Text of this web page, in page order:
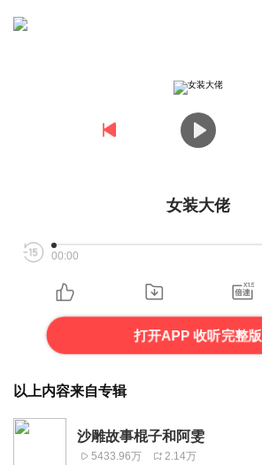
女装大佬
00:00
打开APP 收听完整版
以上内容来自专辑
沙雕故事棍子和阿雯
5433.96万 2.14万